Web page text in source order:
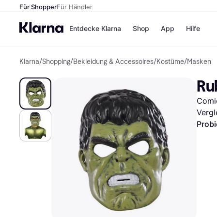
Für ShopperFür Händler
Entdecke Klarna
Zahlungsmethoden
Bezahle in 3
Teilzahlungen
Bezahle in bis zu 30
Tagen
Ratenzahlung
Shop
Shops
H&M
Temu
App Hilfe
Klarna/Shopping/Bekleidung & Accessoires/Kostüme/Masken